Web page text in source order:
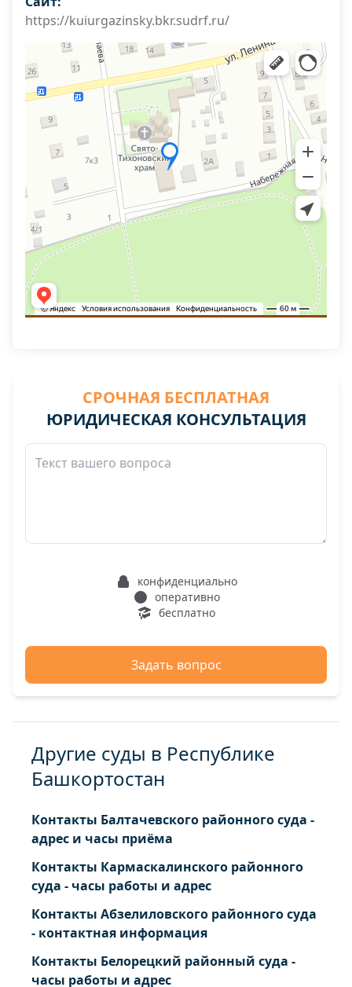
https://kuiurgazinsky.bkr.sudrf.ru/
СРОЧНАЯ БЕСПЛАТНАЯ
ЮРИДИЧЕСКАЯ КОНСУЛЬТАЦИЯ
конфиденциально
оперативно
бесплатно
Задать вопрос
Другие суды в Республике
Башкортостан
Контакты Балтачевского районного суда -
адрес и часы приёма
Контакты Кармаскалинского районного
суда - часы работы и адрес
Контакты Абзелиловского районного суда
- контактная информация
Контакты Белорецкий районный суда -
часы работы и адрес